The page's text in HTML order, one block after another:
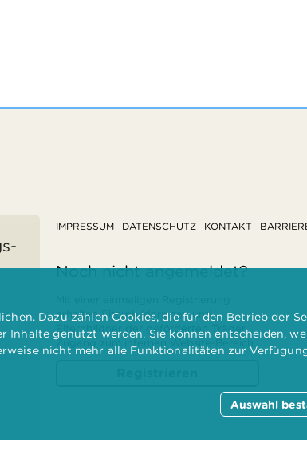
IMPRESSUM DATENSCHUTZ KONTAKT
Noch nicht angemeldet?
erhalten Elternbilderinnen und
Elternbildner der geförderten Träger
Zugang zum internen Website-Bereich.
Dazu zählen Cookies, die für den Betrieb der
genutzt werden. Sie können entscheiden,
nicht mehr alle Funktionalitäten zur
Auswahl